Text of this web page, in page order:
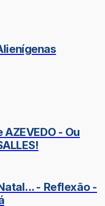
AZEVEDO - Ou
- Reflexão -